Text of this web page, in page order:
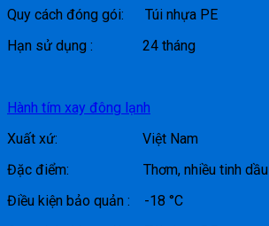
Quy cách đóng gói: Túi nhựa PE
Hạn sử dụng : 24 tháng
Hành tím xay đông lạnh
Xuất xứ: Việt Nam
Đặc điểm: Thơm, nhiều tinh dầu
Điều kiện bảo quản : -18 °C